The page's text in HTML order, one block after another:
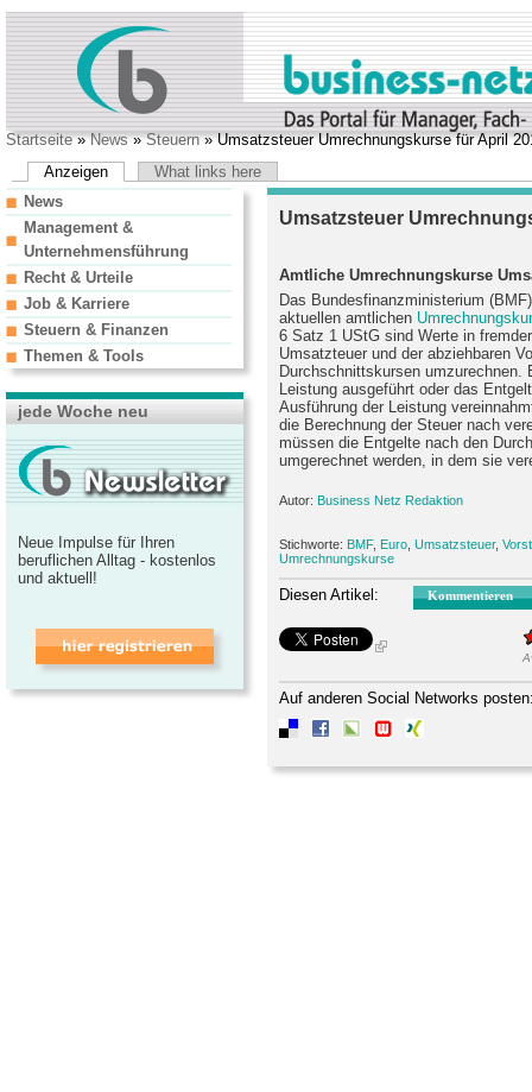
Startseite»News»Steuern» Umsatzsteuer Umrechnungskurse für April
Anzeigen
What links here
Umsatzsteuer
Amtliche Umrechnungskurse
Das Bundesfinanzministerium
aktuellen amtlichen
6 Satz 1 UStG sind Werte in
Umsatzteuer und der abziehbaren
Durchschnittskursen
Leistung ausgeführt oder das
Ausführung der Leistung
die Berechnung der Steuer nach
müssen die Entgelte nach den
umgerechnet werden, in dem sie
Autor: Business Netz Redaktion
Stichworte: BMF, Euro Umsatzsteuer,
Umrechnungskurse
Diesen Artikel: Kommentieren
Auf anderen Social Networks
News
Management &
Unternehmensführung
Recht & Urteile
Job & Karriere
Steuern & Finanzen
Themen & Tools
jede Woche neu
Neue Impulse für Ihren
beruflichen Alltag - kostenlos
und aktuell!